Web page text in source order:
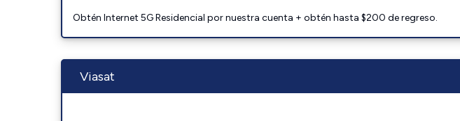
Obtén Internet 5G Residencial por nuestra cuenta + obtén hasta $200 de regreso.
Viasat